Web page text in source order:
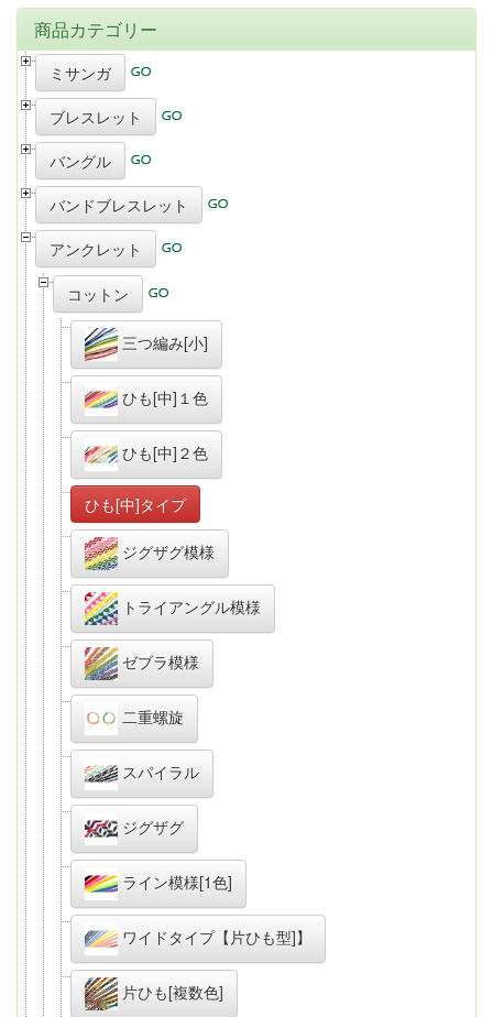
商品カテゴリー
ミサンガ
ブレスレット
バングル
バンドブレスレット
アンクレット
コットン
三つ編み[小]
ひも[中]１色
ひも[中]２色
ひも[中]タイプ
ジグザグ模様
トライアングル模様
ゼブラ模様
二重螺旋
スパイラル
ジグザグ
ライン模様[1色]
ワイドタイプ【片ひも型]】
片ひも[複数色]